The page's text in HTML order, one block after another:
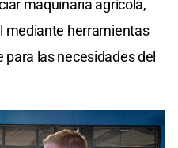
maquinaria agrícola,
mediante herramientas
las necesidades del